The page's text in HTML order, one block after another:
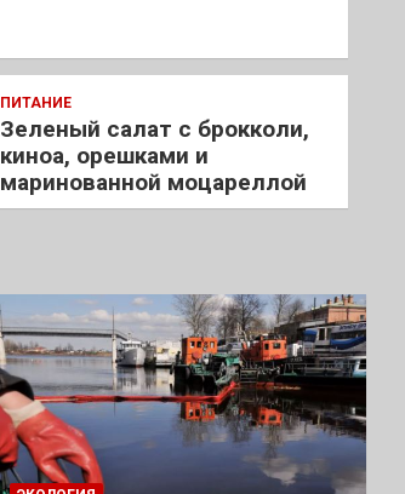
ПИТАНИЕ
Зеленый салат с брокколи,
киноа, орешками и
маринованной моцареллой